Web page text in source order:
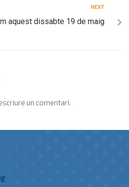
NEXT
aquest dissabte 19 de maig
un comentari.